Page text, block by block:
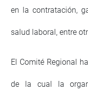
en la contratación,
salud laboral, entre
El Comité Regional
de la cual la